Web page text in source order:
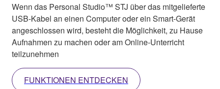
Wenn das Personal Studio™ STJ über das mitgelieferte
USB-Kabel an einen Computer oder ein Smart-Gerät
angeschlossen wird, besteht die Möglichkeit, zu Hause
Aufnahmen zu machen oder am Online-Unterricht
teilzunehmen
FUNKTIONEN ENTDECKEN